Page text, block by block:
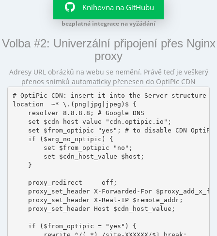
Knihovna na GitHubu
bezplatná integrace na vyžádání
Volba #2: Univerzální připojení přes Nginx
proxy
Adresy URL obrázků na webu se nemění. Právě teď je veškerý
přenos snímků automaticky přenesen do OptiPic CDN
# OptiPic CDN: insert it into the Server structure
location  ~* \.(png|jpg|jpeg)$ {
    resolver 8.8.8.8; # Google DNS
    set $cdn_host_value "cdn.optipic.io";
set $from_optipic "yes"; # to disable CDN
    if ($arg_no_optipic) {
        set $from_optipic "no";
        set $cdn_host_value $host;
    }
    proxy_redirect     off;
proxy_set_header X-Forwarded-For
    proxy_set_header X-Real-IP $remote_addr;
    proxy_set_header Host $cdn_host_value;
    if ($from_optipic = "yes") {